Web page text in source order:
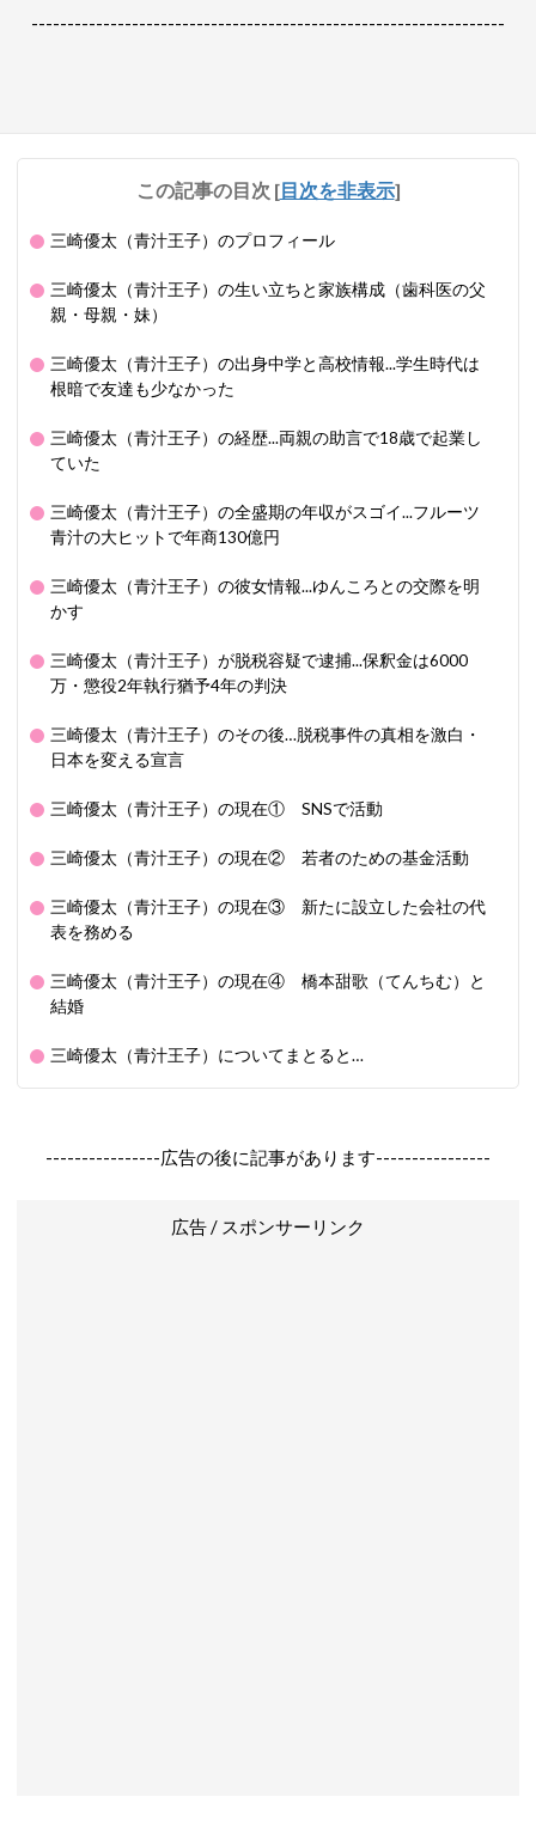
------------------------------------------------------------------
この記事の目次 [目次を非表示]
三崎優太（青汁王子）のプロフィール
三崎優太（青汁王子）の生い立ちと家族構成（歯科医の父
親・母親・妹）
三崎優太（青汁王子）の出身中学と高校情報...学生時代は
根暗で友達も少なかった
三崎優太（青汁王子）の経歴...両親の助言で18歳で起業し
ていた
三崎優太（青汁王子）の全盛期の年収がスゴイ...フルーツ
青汁の大ヒットで年商130億円
三崎優太（青汁王子）の彼女情報...ゆんころとの交際を明
かす
三崎優太（青汁王子）が脱税容疑で逮捕...保釈金は6000
万・懲役2年執行猶予4年の判決
三崎優太（青汁王子）のその後…脱税事件の真相を激白・
日本を変える宣言
三崎優太（青汁王子）の現在① SNSで活動
三崎優太（青汁王子）の現在② 若者のための基金活動
三崎優太（青汁王子）の現在③ 新たに設立した会社の代
表を務める
三崎優太（青汁王子）の現在④ 橋本甜歌（てんちむ）と
結婚
三崎優太（青汁王子）についてまとると…
----------------広告の後に記事があります----------------
広告 / スポンサーリンク